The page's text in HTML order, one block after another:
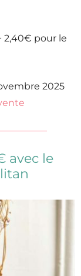
2,40€ pour le
2025
avec le